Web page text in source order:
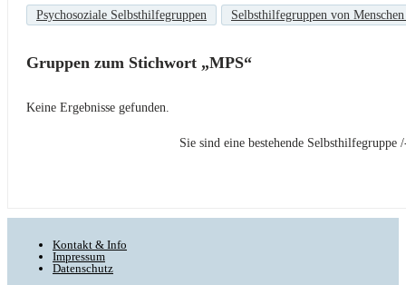
Psychosoziale Selbsthilfegruppen Selbsthilfegruppen von
Gruppen zum Stichwort „MPS“
Keine Ergebnisse gefunden.
Sie sind eine bestehende
Kontakt & Info
Impressum
Datenschutz